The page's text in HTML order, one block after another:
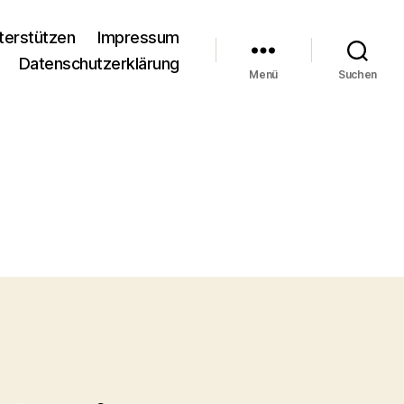
Impressum
Datenschutzerklärung
Menü Suchen